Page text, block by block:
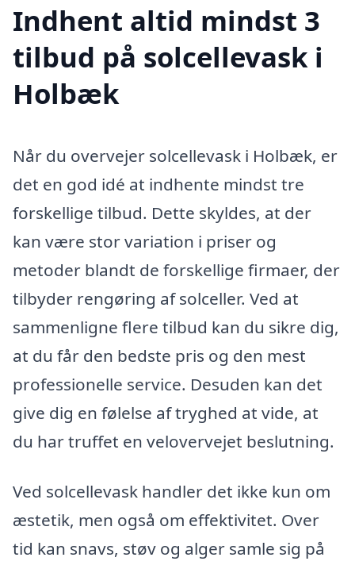
Indhent altid mindst 3
tilbud på solcellevask i
Holbæk
Når du overvejer solcellevask i Holbæk, er
det en god idé at indhente mindst tre
forskellige tilbud. Dette skyldes, at der
kan være stor variation i priser og
metoder blandt de forskellige firmaer, der
tilbyder rengøring af solceller. Ved at
sammenligne flere tilbud kan du sikre dig,
at du får den bedste pris og den mest
professionelle service. Desuden kan det
give dig en følelse af tryghed at vide, at
du har truffet en velovervejet beslutning.
Ved solcellevask handler det ikke kun om
æstetik, men også om effektivitet. Over
tid kan snavs, støv og alger samle sig på